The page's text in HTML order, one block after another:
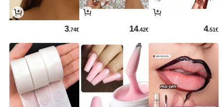
4.51€
14.42€
3.74€